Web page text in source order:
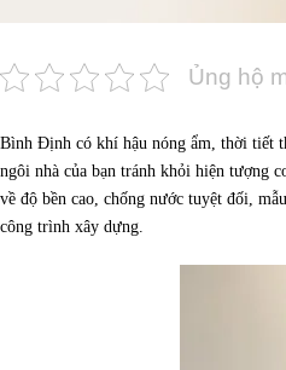
Ủng hộ
Bình Định có khí hậu nóng ẩm, thời tiết
ngôi nhà của bạn tránh khỏi hiện tượng
về độ bền cao, chống nước tuyệt đối,
công trình xây dựng.